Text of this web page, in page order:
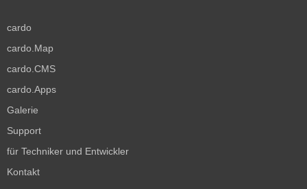
cardo
cardo.Map
cardo.CMS
cardo.Apps
Galerie
Support
für Techniker und Entwickler
Kontakt